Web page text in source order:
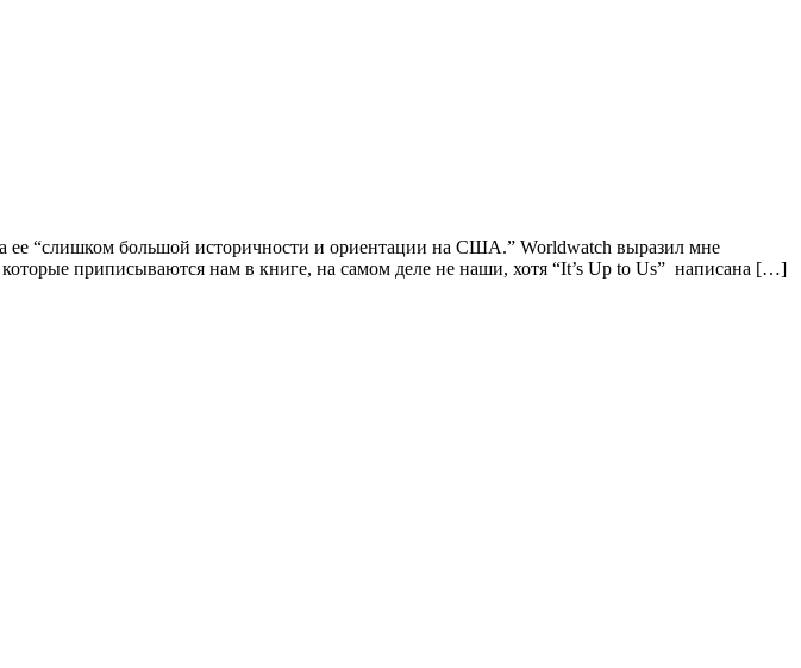
ее “слишком большой историчности и ориентации на США.” Worldwatch выразил мне
приписываются нам в книге, на самом деле не наши, хотя “It’s Up to Us” написана […]